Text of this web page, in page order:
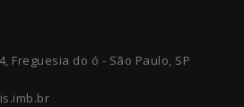
Freguesia do ó - São Paulo, SP